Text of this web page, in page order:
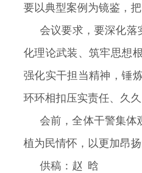
要以典型案例为镜鉴，
会议要求，要深化落
化理论武装、筑牢思想
强化实干担当精神，锤
环环相扣压实责任、久久
会前，全体干警集体
植为民情怀，以更加昂
供稿：赵 晗